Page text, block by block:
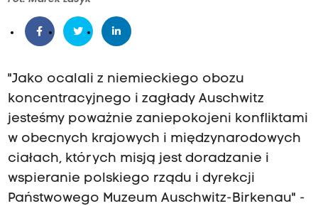
"Jako ocalali z niemieckiego obozu
koncentracyjnego i zagłady Auschwitz
jesteśmy poważnie zaniepokojeni konfliktami
w obecnych krajowych i międzynarodowych
ciałach, których misją jest doradzanie i
wspieranie polskiego rządu i dyrekcji
Państwowego Muzeum Auschwitz-Birkenau" -